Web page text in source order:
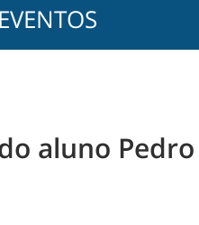
EVENTOS
aluno